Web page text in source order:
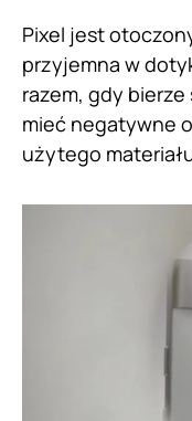
Pixel jest
przyjemna w
razem, gdy
mieć negatywne
użytego